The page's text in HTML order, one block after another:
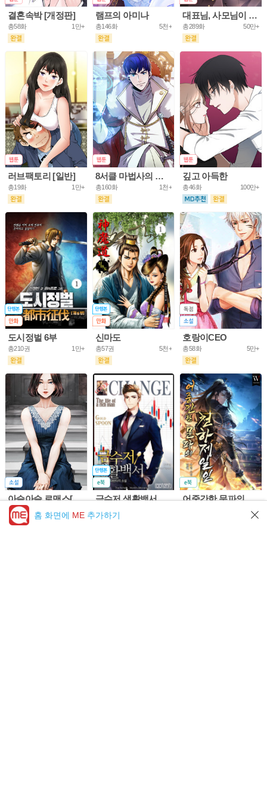
결혼속박 [개정판]
총58화 1만+
램프의 아미나
총146화 5천+
대표님, 사모님이 도망가요
총289화 50만+
러브팩토리 [일반]
총19화 1만+
8서클 마법사의 환생
총160화 1천+
깊고 아득한
총46화 100만+
도시정벌 6부
총210권 1만+
신마도
총57권 5천+
호랑이CEO
총58화 5만+
아슬아슬 로맨스[개정판]
총61화
금수저 생활백서 어중간한 문파의 천하제일인
5만+
홈 화면에 ME 추가하기